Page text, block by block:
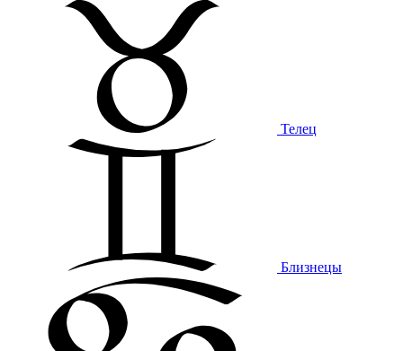
Телец
Близнецы